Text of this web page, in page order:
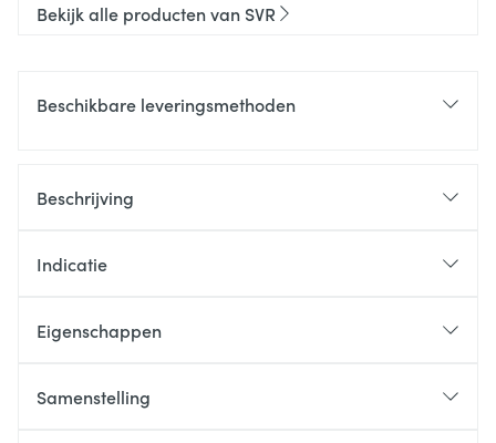
Bekijk alle producten van SVR
Beschikbare leveringsmethoden
Beschrijving
Indicatie
Eigenschappen
Samenstelling